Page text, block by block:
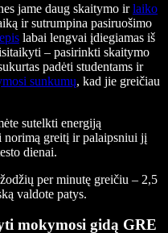
jame daug skaitymo irlaiko
ir sutrumpina pasiruošimo
labai lengvai įdiegiamas iš
– pasirinkti skaitymo
padėti studentams ir
sunkumų, kad jie greičiau
sutelkti energiją
greitį ir palaipsniui jį
dienai.
per minutę greičiu – 2,5
valdote patys.
mokymosi gidą GRE